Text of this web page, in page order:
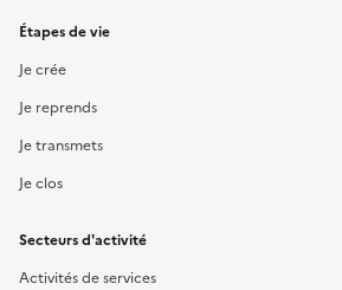
Étapes de vie
Je crée
Je reprends
Je transmets
Je clos
Secteurs d'activité
Activités de services